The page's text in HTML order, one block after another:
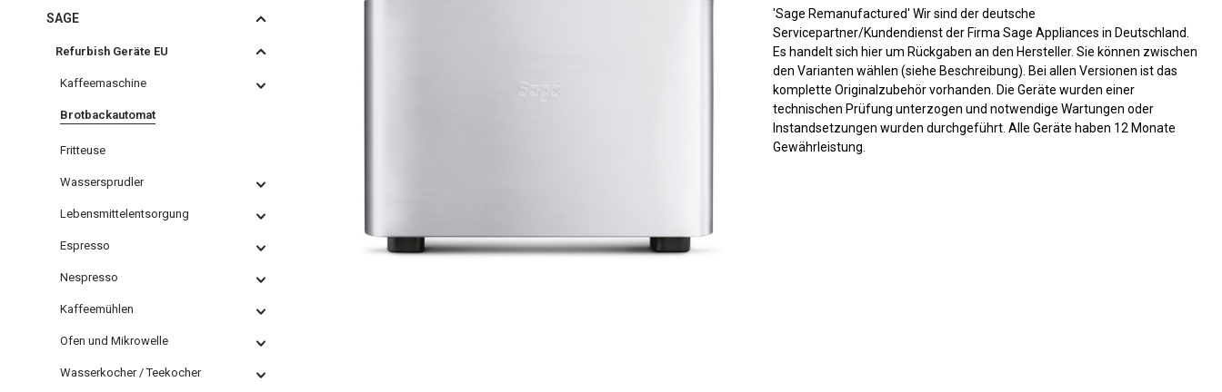
SAGE
Refurbish Geräte EU
Kaffeemaschine
Brotbackautomat
Fritteuse
Wassersprudler
Lebensmittelentsorgung
Espresso
Nespresso
Kaffeemühlen
Ofen und Mikrowelle
Wasserkocher / Teekocher
'Sage Remanufactured' Wir sind der deutsche
Servicepartner/Kundendienst der Firma Sage Appliances in Deutschland.
Es handelt sich hier um Rückgaben an den Hersteller. Sie können zwischen
den Varianten wählen (siehe Beschreibung). Bei allen Versionen ist das
komplette Originalzubehör vorhanden. Die Geräte wurden einer
technischen Prüfung unterzogen und notwendige Wartungen oder
Instandsetzungen wurden durchgeführt. Alle Geräte haben 12 Monate
Gewährleistung.